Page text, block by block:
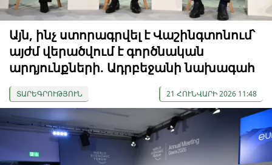
Այն, ինչ ստորագրվել է Վաշինգտոնում՝
այժմ վերածվում է գործնական
արդյունքների. Ադրբեջանի նախագահ
ՏԱՐԵԳՐՈՒԹՅՈՒՆ 21 ՀՈՒՆՎԱՐԻ 2026 11:48